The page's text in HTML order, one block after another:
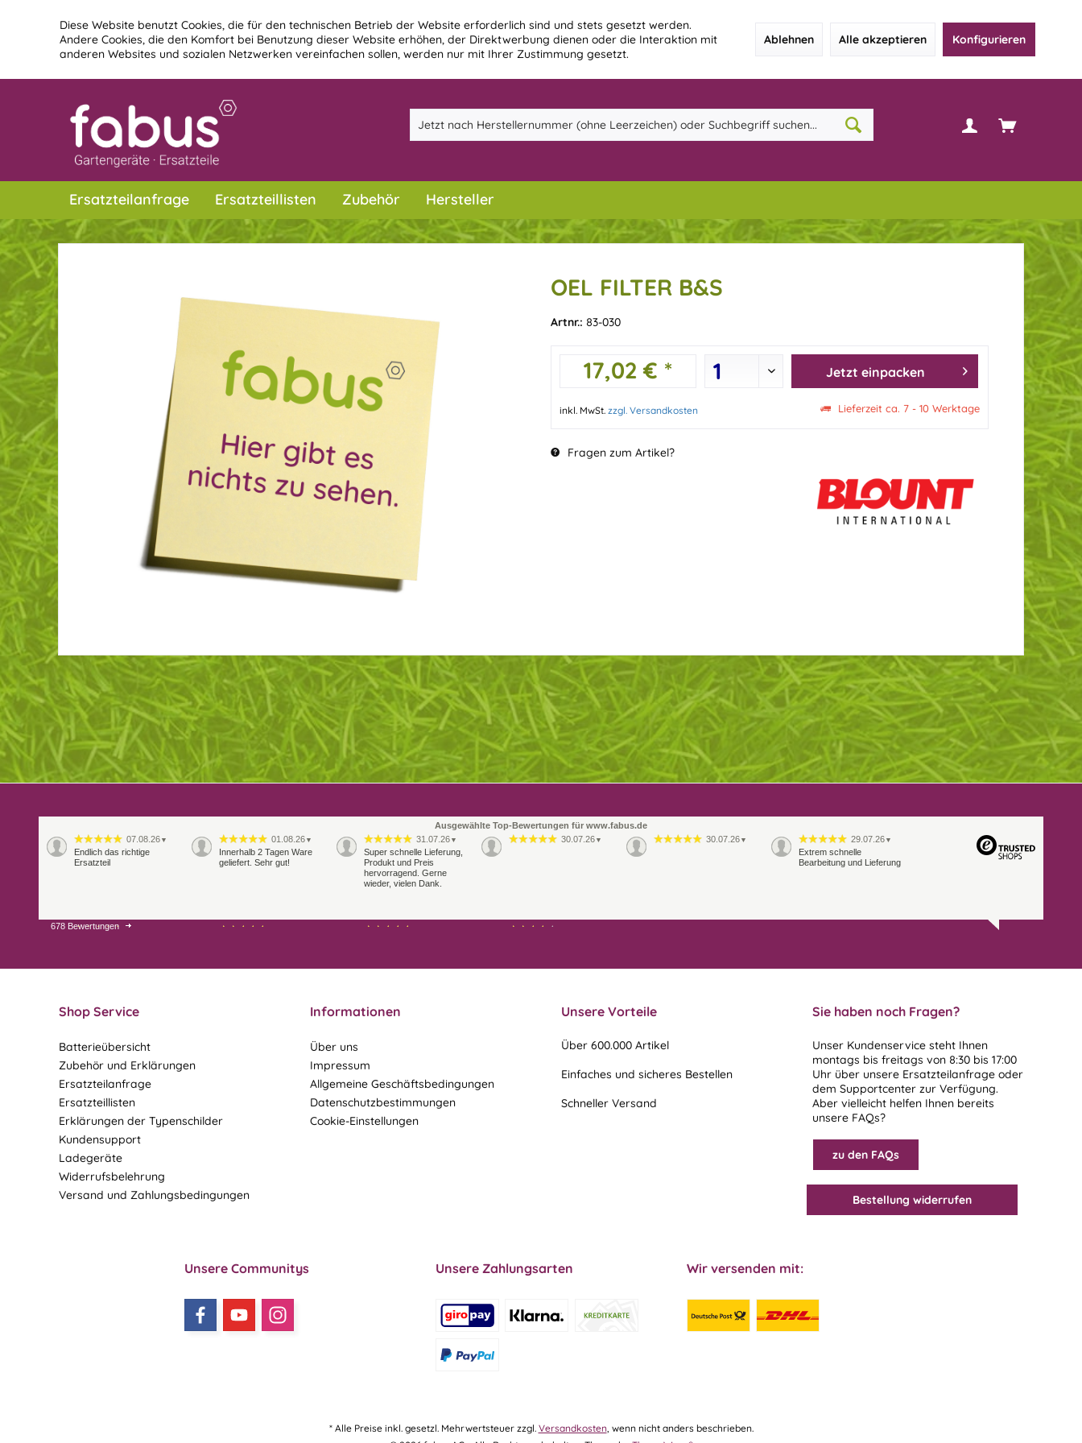
Diese Website benutzt Cookies, die für den technischen Betrieb der Website erforderlich sind und stets gesetzt werden.
Andere Cookies, die den Komfort bei Benutzung dieser Website erhöhen, der Direktwerbung dienen oder die Interaktion mit
anderen Websites und sozialen Netzwerken vereinfachen sollen, werden nur mit Ihrer Zustimmung gesetzt.
Ablehnen Alle akzeptieren Konfigurieren
Ersatzteilanfrage Ersatzteillisten Zubehör Hersteller
OEL FILTER B&S
Artnr.: 83-030
17,02 € * Jetzt einpacken
inkl. MwSt. zzgl. Versandkosten Lieferzeit ca. 7 - 10 Werktage
Fragen zum Artikel?
Ausgewählte Top-Bewertungen für www.fabus.de
07.08.26 ▼
Endlich das richtige
Ersatzteil
01.08.26 ▼
Innerhalb 2 Tagen Ware
geliefert. Sehr gut!
31.07.26 ▼
Super schnelle Lieferung,
Produkt und Preis
hervorragend. Gerne
wieder, vielen Dank.
30.07.26 ▼ 30.07.26 ▼ 29.07.26 ▼
Extrem schnelle
Bearbeitung und Lieferung
28.07.26
678 Bewertungen
Shop Service
Batterieübersicht
Zubehör und Erklärungen
Ersatzteilanfrage
Ersatzteillisten
Erklärungen der Typenschilder
Kundensupport
Ladegeräte
Widerrufsbelehrung
Versand und Zahlungsbedingungen
Informationen
Über uns
Impressum
Allgemeine Geschäftsbedingungen
Datenschutzbestimmungen
Cookie-Einstellungen
Unsere Vorteile
Über 600.000 Artikel
Einfaches und sicheres Bestellen
Schneller Versand
Sie haben noch Fragen?
Unser Kundenservice steht Ihnen
montags bis freitags von 8:30 bis 17:00
Uhr über unsere Ersatzteilanfrage oder
dem Supportcenter zur Verfügung.
Aber vielleicht helfen Ihnen bereits
unsere FAQs?
zu den FAQs
Bestellung widerrufen
Unsere Communitys Unsere Zahlungsarten Wir versenden mit:
* Alle Preise inkl. gesetzl. Mehrwertsteuer zzgl. Versandkosten, wenn nicht anders beschrieben.